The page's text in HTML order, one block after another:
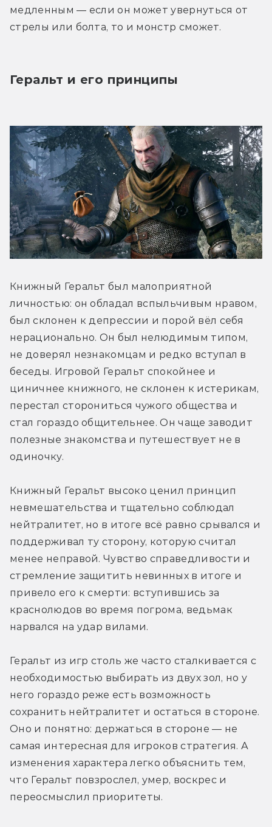
медленным — если он может увернуться от
стрелы или болта, то и монстр сможет.
Геральт и его принципы
Книжный Геральт был малоприятной
личностью: он обладал вспыльчивым нравом,
был склонен к депрессии и порой вёл себя
нерационально. Он был нелюдимым типом,
не доверял незнакомцам и редко вступал в
беседы. Игровой Геральт спокойнее и
циничнее книжного, не склонен к истерикам,
перестал сторониться чужого общества и
стал гораздо общительнее. Он чаще заводит
полезные знакомства и путешествует не в
одиночку.
Книжный Геральт высоко ценил принцип
невмешательства и тщательно соблюдал
нейтралитет, но в итоге всё равно срывался и
поддерживал ту сторону, которую считал
менее неправой. Чувство справедливости и
стремление защитить невинных в итоге и
привело его к смерти: вступившись за
краснолюдов во время погрома, ведьмак
нарвался на удар вилами.
Геральт из игр столь же часто сталкивается с
необходимостью выбирать из двух зол, но у
него гораздо реже есть возможность
сохранить нейтралитет и остаться в стороне.
Оно и понятно: держаться в стороне — не
самая интересная для игроков стратегия. А
изменения характера легко объяснить тем,
что Геральт повзрослел, умер, воскрес и
переосмыслил приоритеты.